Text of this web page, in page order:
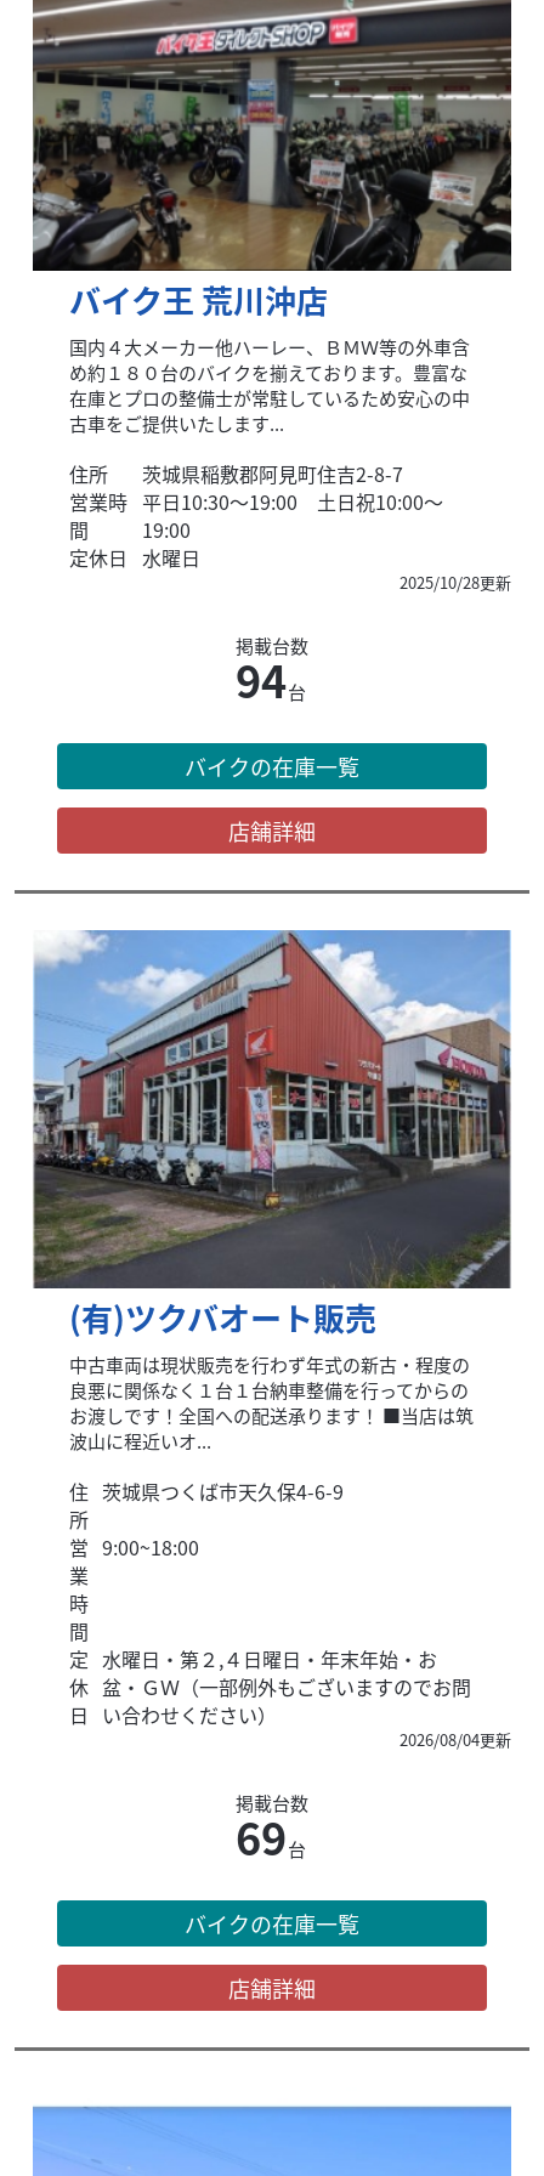
バイク王 荒川沖店
国内４大メーカー他ハーレー、ＢＭＷ等の外車含
め約１８０台のバイクを揃えております。豊富な
在庫とプロの整備士が常駐しているため安心の中
古車をご提供いたします...
住所
茨城県稲敷郡阿見町住吉2-8-7
営業時
間
平日10:30～19:00 土日祝10:00～
19:00
定休日
水曜日
2025/10/28更新
掲載台数
94台
バイクの在庫一覧
店舗詳細
(有)ツクバオート販売
中古車両は現状販売を行わず年式の新古・程度の
良悪に関係なく１台１台納車整備を行ってからの
お渡しです！全国への配送承ります！ ■当店は筑
波山に程近いオ...
住
所
茨城県つくば市天久保4-6-9
営
業
時
間
9:00~18:00
定
休
日
水曜日・第２,４日曜日・年末年始・お
盆・ＧＷ（一部例外もございますのでお問
い合わせください）
2026/08/04更新
掲載台数
69台
バイクの在庫一覧
店舗詳細